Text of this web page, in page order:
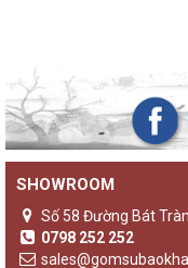
Sự khác biệt của đèn
khác
Không chỉ là một sản
Bảo Khánhluôn là
SHOWROOM
Số 58 Đường Bát
0798 252 252